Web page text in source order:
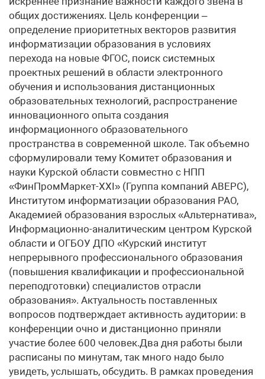
общих достижениях. Цель конференции –
определение приоритетных векторов развития
информатизации образования в условиях
перехода на новые ФГОС, поиск системных
проектных решений в области электронного
обучения и использования дистанционных
образовательных технологий, распространение
инновационного опыта создания
информационного образовательного
пространства в современной школе. Так объемно
сформулировали тему Комитет образования и
науки Курской области совместно с НПП
«ФинПромМаркет-XXI» (Группа компаний АВЕРС),
Институтом информатизации образования РАО,
Академией образования взрослых «Альтернатива»,
Информационно-аналитическим центром Курской
области и ОГБОУ ДПО «Курский институт
непрерывного профессионального образования
(повышения квалификации и профессиональной
переподготовки) специалистов отрасли
образования». Актуальность поставленных
вопросов подтверждает активность аудитории: в
конференции очно и дистанционно приняли
участие более 600 человек.Два дня работы были
расписаны по минутам, так много надо было
увидеть, услышать, обсудить. В рамках проведения